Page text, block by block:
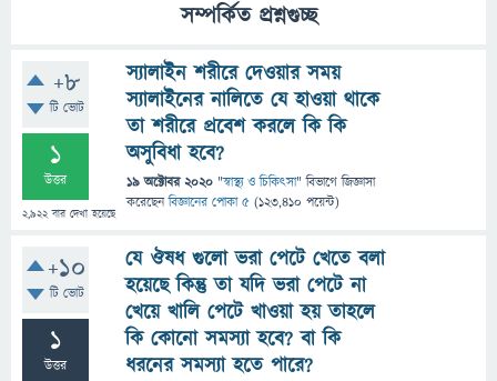
সম্পর্কিত প্রশ্নগুচ্ছ
+8
টি ভোট
1
উত্তর
2,922বার দেখা হয়েছে
স্যালাইন শরীরে দেওয়ার সময়
স্যালাইনের নালিতে যে হাওয়া থাকে
তা শরীরে প্রবেশ করলে কি কি
অসুবিধা হবে?
19 অক্টোবর 2020 "স্বাস্থ্য ও চিকিৎসা" বিভাগে জিজ্ঞাসা
করেছেনবিজ্ঞানের পোকা ৫ (123,410 পয়েন্ট)
+10
টি ভোট
1
উত্তর
যে ঔষধ গুলো ভরা পেটে খেতে বলা
হয়েছে কিন্তু তা যদি ভরা পেটে না
খেয়ে খালি পেটে খাওয়া হয় তাহলে
কি কোনো সমস্যা হবে? বা কি
ধরনের সমস্যা হতে পারে?